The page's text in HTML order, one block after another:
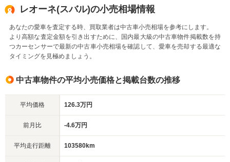
レオーネ(スバル)の小売相場情報
あなたの愛車を査定する時、買取業者は中古車小売相場を参考にします。
より高額な査定金額を引き出すために、国内最大級の中古車物件掲載数を持
つカーセンサーで最新の中古車小売相場を確認して、愛車を売却する最適な
タイミングを見極めましょう。
中古車物件の平均小売価格と掲載台数の推移
平均価格 126.3万円
前月比 -4.6万円
平均走行距離 103580km